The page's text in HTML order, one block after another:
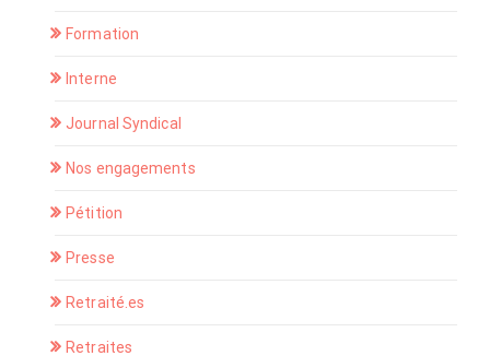
Formation
Interne
Journal Syndical
Nos engagements
Pétition
Presse
Retraité.es
Retraites